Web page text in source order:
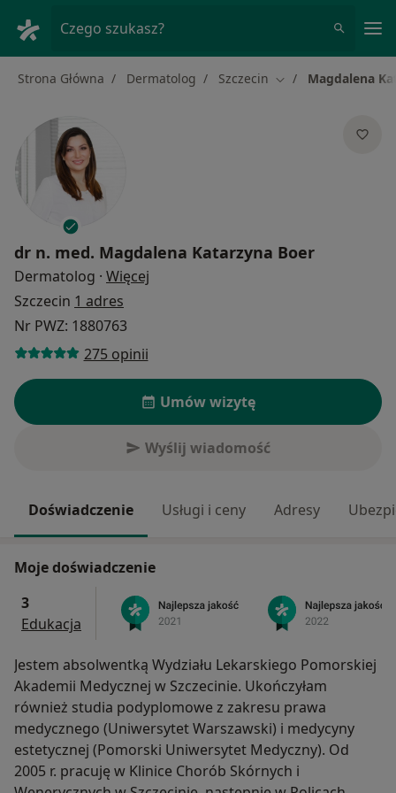
Czego szukasz?
Strona Główna Dermatolog Szczecin Zmień miasto
Magdalena
dr n. med. Magdalena Katarzyna Boer
Dermatolog · Więcej
Szczecin 1 adres
Nr PWZ: 1880763
275 opinii
Umów wizytę
Wyślij wiadomość
Doświadczenie Usługi i ceny Adresy
Moje doświadczenie
3
Edukacja
Jestem absolwentką Wydziału Lekarskiego Pomorskiej
Akademii Medycznej w Szczecinie. Ukończyłam
również studia podyplomowe z zakresu prawa
medycznego (Uniwersytet Warszawski) i medycyny
estetycznej (Pomorski Uniwersytet Medyczny). Od
2005 r. pracuję w Klinice Chorób Skórnych i